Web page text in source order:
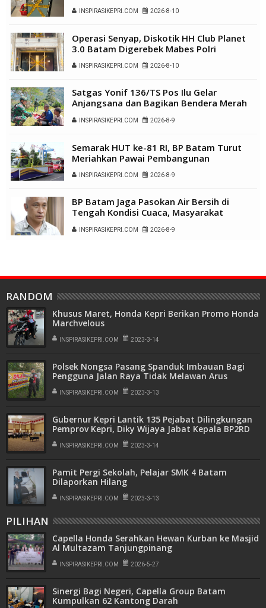
INSPIRASIKEPRI.COM 2026-8-10
Operasi Senyap, Diskotik HH Club Planet
3.0 Batam Digerebek Mabes Polri
INSPIRASIKEPRI.COM 2026-8-10
Satgas Yonif 136/TS Pos Ilu Gelar
Anjangsana dan Bagikan Bendera Merah
INSPIRASIKEPRI.COM 2026-8-9
Semarak HUT ke-81 RI, BP Batam Turut
Meriahkan Pawai Pembangunan
INSPIRASIKEPRI.COM 2026-8-9
BP Batam Jaga Pasokan Air Bersih di
Tengah Kondisi Cuaca, Masyarakat
INSPIRASIKEPRI.COM 2026-8-9
RANDOM
Khusus Maret, Honda Kepri Berikan Promo Honda
Marchvelous
INSPIRASIKEPRI.COM 2023-3-14
Polsek Nongsa Pasang Spanduk Imbauan Bagi
Pengguna Jalan Raya Tidak Melawan Arus
INSPIRASIKEPRI.COM 2023-3-13
Gubernur Kepri Lantik 135 Pejabat Dilingkungan
Pemprov Kepri, Diky Wijaya Jabat Kepala BP2RD
INSPIRASIKEPRI.COM 2023-3-14
Pamit Pergi Sekolah, Pelajar SMK 4 Batam
Dilaporkan Hilang
INSPIRASIKEPRI.COM 2023-3-13
PILIHAN
Capella Honda Serahkan Hewan Kurban ke Masjid
Al Multazam Tanjungpinang
INSPIRASIKEPRI.COM 2026-5-27
Sinergi Bagi Negeri, Capella Group Batam
Kumpulkan 62 Kantong Darah